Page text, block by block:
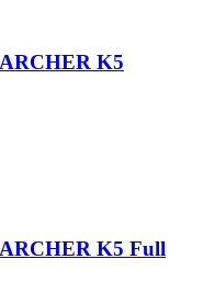
K5
K5 Full